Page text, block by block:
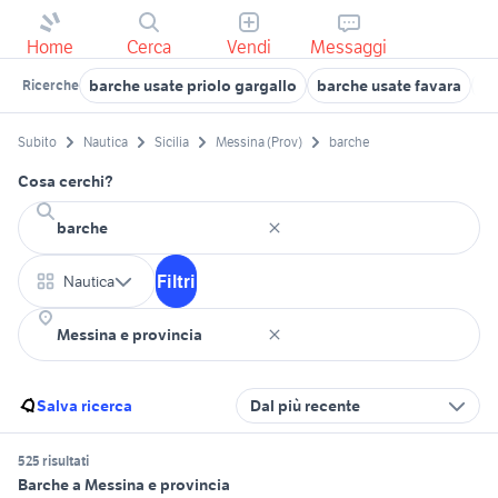
Home Cerca Vendi Messaggi
Ricerche barche usate priolo gargallo barche usate favara
Subito Nautica Sicilia Messina (Prov) barche
Cosa cerchi?
Nautica Filtri
Salva ricerca Dal più recente
525 risultati
Barche a Messina e provincia